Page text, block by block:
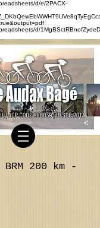
d/e/2PACX-
d/
200 km -